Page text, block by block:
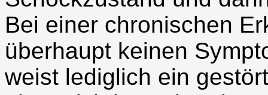
Bei einer chronischen
überhaupt keinen
weist lediglich ein